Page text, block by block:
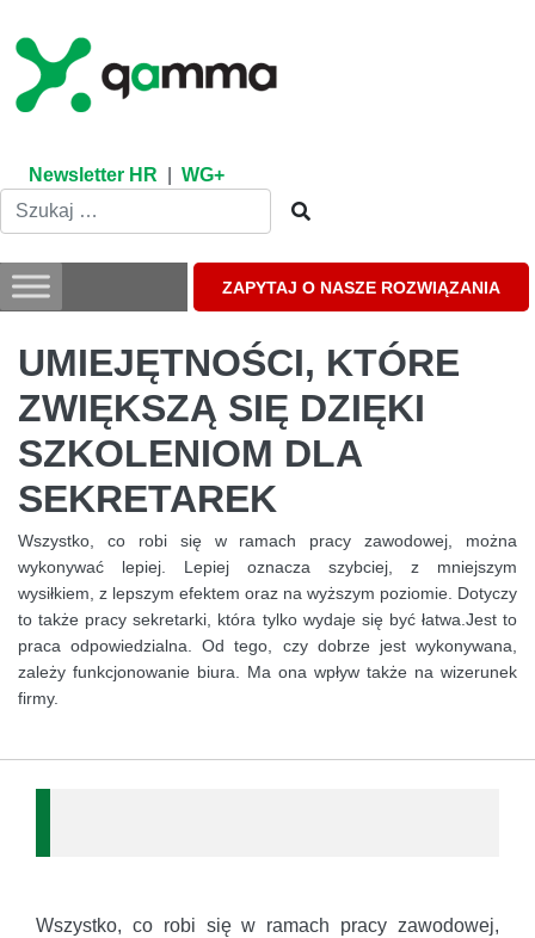
content
Newsletter HR WG+
ZAPYTAJ O NASZE ROZWIĄZANIA
UMIEJĘTNOŚCI, KTÓRE
ZWIĘKSZĄ SIĘ DZIĘKI
SZKOLENIOM DLA
SEKRETAREK
Wszystko, co robi się w ramach pracy zawodowej, można
wykonywać lepiej. Lepiej oznacza szybciej, z mniejszym
wysiłkiem, z lepszym efektem oraz na wyższym poziomie. Dotyczy
to także pracy sekretarki, która tylko wydaje się być łatwa.Jest to
praca odpowiedzialna. Od tego, czy dobrze jest wykonywana,
zależy funkcjonowanie biura. Ma ona wpływ także na wizerunek
firmy.
Wszystko, co robi się w ramach pracy zawodowej,